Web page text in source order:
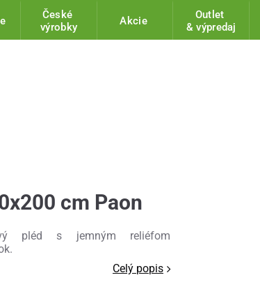
České
výrobky
Akcie
Outlet
& výpredaj
cm Paon
pléd s jemným reliéfom
Celý popis